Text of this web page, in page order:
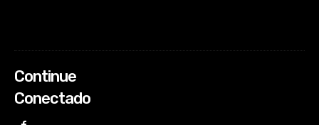
Continue
Conectado